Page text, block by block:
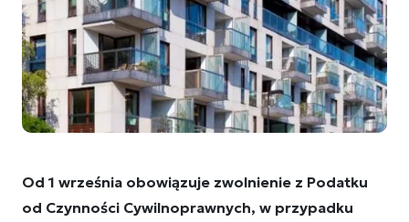
Od 1 września obowiązuje zwolnienie z Podatku
od Czynności Cywilnoprawnych, w przypadku